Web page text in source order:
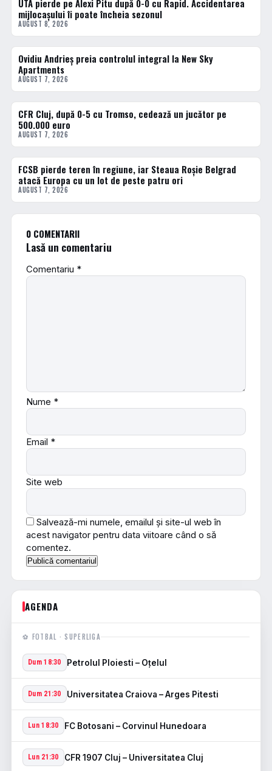
FOTBAL INTERN
UTA pierde pe Alexi Pitu după 0-0 cu Rapid. Accidentarea
mijlocașului îi poate încheia sezonul
AUGUST 8, 2026
FOTBAL INTERN
Ovidiu Andrieș preia controlul integral la New Sky
Apartments
AUGUST 7, 2026
FOTBAL INTERN
CFR Cluj, după 0-5 cu Tromso, cedează un jucător pe
500.000 euro
AUGUST 7, 2026
FOTBAL EXTERN
FCSB pierde teren în regiune, iar Steaua Roșie Belgrad
atacă Europa cu un lot de peste patru ori
AUGUST 7, 2026
0 COMENTARII
Lasă un comentariu
Comentariu *
Nume *
Email *
Site web
Salvează-mi numele, emailul și site-ul web în
acest navigator pentru data viitoare când o să
comentez.
AGENDA
⚽ FOTBAL · SUPERLIGA
Dum 18:30 Petrolul Ploiesti – Oţelul
Dum 21:30 Universitatea Craiova – Arges Pitesti
Lun 18:30 FC Botosani – Corvinul Hunedoara
Lun 21:30 CFR 1907 Cluj – Universitatea Cluj